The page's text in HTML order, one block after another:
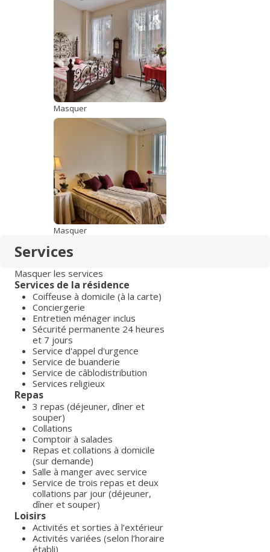
Masquer
Masquer
Services
Masquer les services
Services de la résidence
Coiffeuse à domicile (à la carte)
Conciergerie
Entretien ménager inclus
Sécurité permanente 24 heures
et 7 jours
Service d'appel d'urgence
Service de buanderie
Service de câblodistribution
Services religieux
Repas
3 repas (déjeuner, dîner et
souper)
Collations
Comptoir à salades
Repas et collations à domicile
(sur demande)
Salle à manger avec service
Service de trois repas et deux
collations par jour (déjeuner,
dîner et souper)
Loisirs
Activités et sorties à l’extérieur
Activités variées (selon l’horaire
établi)